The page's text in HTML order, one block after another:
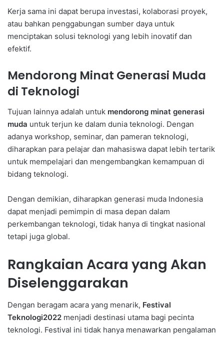
Kerja sama ini dapat berupa investasi, kolaborasi proyek,
atau bahkan penggabungan sumber daya untuk
menciptakan solusi teknologi yang lebih inovatif dan
efektif.
Mendorong Minat Generasi Muda
di Teknologi
Tujuan lainnya adalah untuk mendorong minat generasi
muda untuk terjun ke dalam dunia teknologi. Dengan
adanya workshop, seminar, dan pameran teknologi,
diharapkan para pelajar dan mahasiswa dapat lebih tertarik
untuk mempelajari dan mengembangkan kemampuan di
bidang teknologi.
Dengan demikian, diharapkan generasi muda Indonesia
dapat menjadi pemimpin di masa depan dalam
perkembangan teknologi, tidak hanya di tingkat nasional
tetapi juga global.
Rangkaian Acara yang Akan
Diselenggarakan
Dengan beragam acara yang menarik, Festival
Teknologi2022 menjadi destinasi utama bagi pecinta
teknologi. Festival ini tidak hanya menawarkan pengalaman